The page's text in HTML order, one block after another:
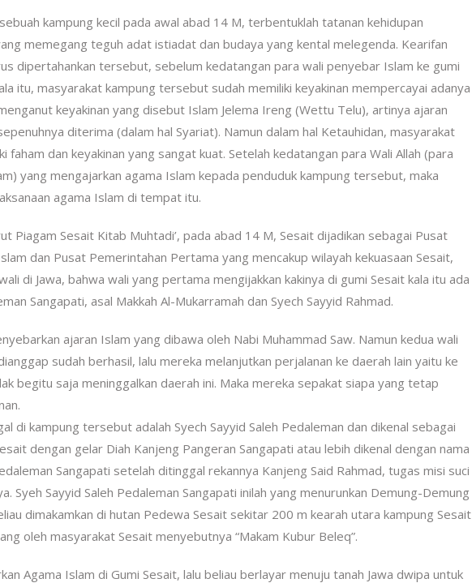
kampung kecil pada awal abad 14 M, terbentuklah tatanan kehidupan
memegang teguh adat istiadat dan budaya yang kental melegenda. Kearifan
dipertahankan tersebut, sebelum kedatangan para wali penyebar Islam ke gumi
itu, masyarakat kampung tersebut sudah memiliki keyakinan mempercayai adanya
keyakinan yang disebut Islam Jelema Ireng (Wettu Telu), artinya ajaran
diterima (dalam hal Syariat). Namun dalam hal Ketauhidan, masyarakat
faham dan keyakinan yang sangat kuat. Setelah kedatangan para Wali Allah (para
yang mengajarkan agama Islam kepada penduduk kampung tersebut, maka
agama Islam di tempat itu.
Piagam Sesait Kitab Muhtadi’, pada abad 14 M, Sesait dijadikan sebagai Pusat
dan Pusat Pemerintahan Pertama yang mencakup wilayah kekuasaan Sesait,
di Jawa, bahwa wali yang pertama mengijakkan kakinya di gumi Sesait kala itu ada
Sangapati, asal Makkah Al-Mukarramah dan Syech Sayyid Rahmad.
ajaran Islam yang dibawa oleh Nabi Muhammad Saw. Namun kedua wali
sudah berhasil, lalu mereka melanjutkan perjalanan ke daerah lain yaitu ke
begitu saja meninggalkan daerah ini. Maka mereka sepakat siapa yang tetap
di kampung tersebut adalah Syech Sayyid Saleh Pedaleman dan dikenal sebagai
dengan gelar Diah Kanjeng Pangeran Sangapati atau lebih dikenal dengan nama
Sangapati setelah ditinggal rekannya Kanjeng Said Rahmad, tugas misi suci
Syeh Sayyid Saleh Pedaleman Sangapati inilah yang menurunkan Demung-Demung
dimakamkan di hutan Pedewa Sesait sekitar 200 m kearah utara kampung Sesait
oleh masyarakat Sesait menyebutnya “Makam Kubur Beleq”.
Agama Islam di Gumi Sesait, lalu beliau berlayar menuju tanah Jawa dwipa untuk